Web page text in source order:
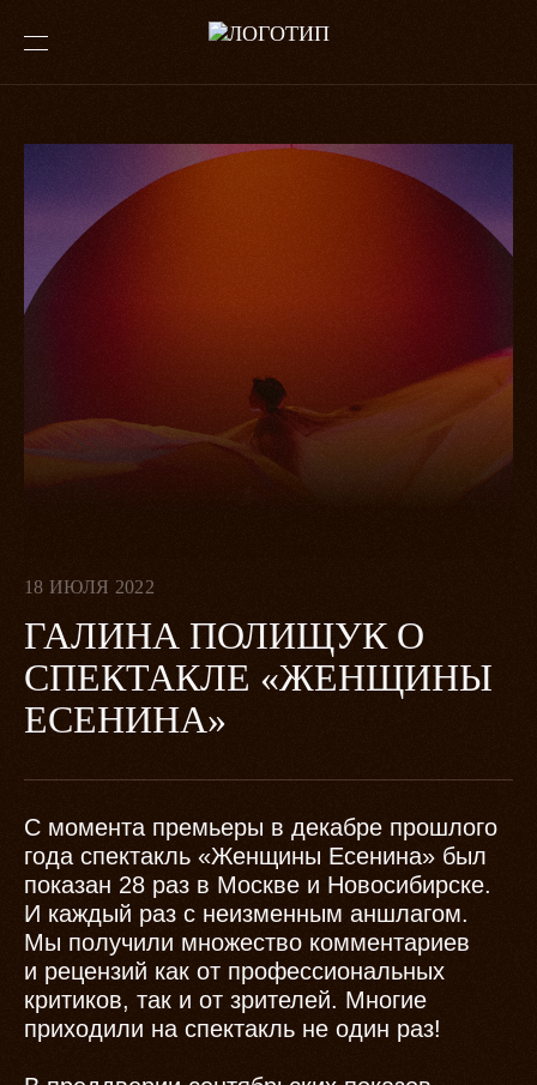
18 ИЮЛЯ 2022
ГАЛИНА ПОЛИЩУК О
СПЕКТАКЛЕ «ЖЕНЩИНЫ
ЕСЕНИНА»
С момента премьеры в декабре прошлого
года спектакль «Женщины Есенина» был
показан 28 раз в Москве и Новосибирске.
И каждый раз с неизменным аншлагом.
Мы получили множество комментариев
и рецензий как от профессиональных
критиков, так и от зрителей. Многие
приходили на спектакль не один раз!